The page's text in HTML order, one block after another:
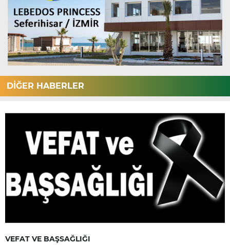
DİĞER HABERLER
VEFAT VE BAŞSAĞLIĞI